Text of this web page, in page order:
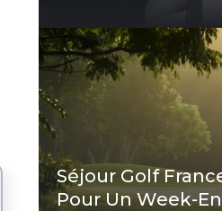
Séjour Golf
Pour Un Week-